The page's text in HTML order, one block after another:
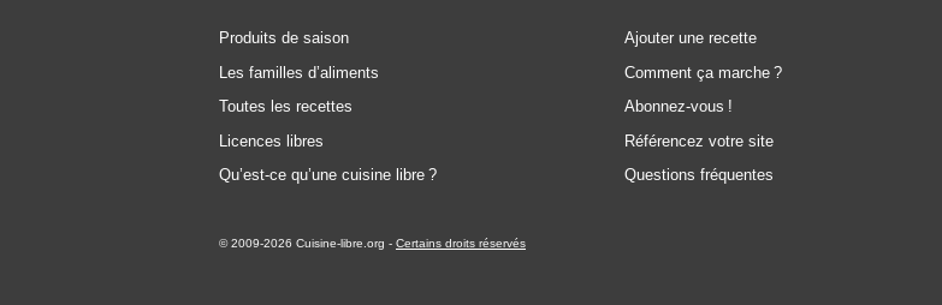
Produits de saison
Les familles d’aliments
Toutes les recettes
Licences libres
Qu’est-ce qu’une cuisine libre ?
Ajouter une recette
Comment ça marche ?
Abonnez-vous !
Référencez votre site
Questions fréquentes
© 2009-2026 Cuisine-libre.org - Certains droits réservés